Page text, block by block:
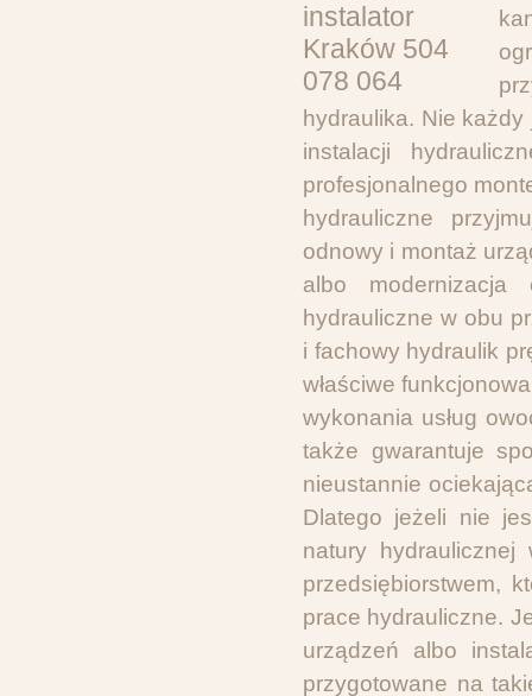
hydraulika. Nie
instalacji
profesjonalnego
hydrauliczne
odnowy i montaż
albo modernizacja
hydrauliczne w obu
i fachowy hydraulik
właściwe
wykonania usług
także gwarantuje
nieustannie
Dlatego jeżeli nie
natury
przedsiębiorstwem,
prace hydrauliczne.
urządzeń albo
przygotowane na